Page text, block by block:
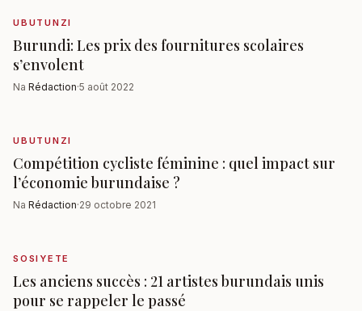
UBUTUNZI
Burundi: Les prix des fournitures scolaires
s’envolent
Na Rédaction·5 août 2022
UBUTUNZI
Compétition cycliste féminine : quel impact sur
l’économie burundaise ?
Na Rédaction·29 octobre 2021
SOSIYETE
Les anciens succès : 21 artistes burundais unis
pour se rappeler le passé